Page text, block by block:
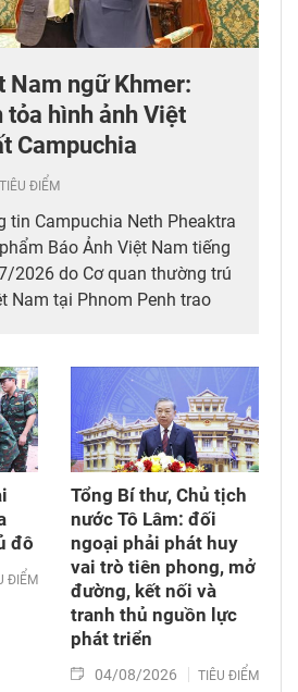
Nam ngữ Khmer:
tỏa hình ảnh Việt
Campuchia
TIÊU ĐIỂM
tin Campuchia Neth Pheaktra
Báo Ảnh Việt Nam tiếng
2026 do Cơ quan thường trú
Nam tại Phnom Penh trao
đô
ĐIỂM
Tổng Bí thư, Chủ tịch
nước Tô Lâm: đối
ngoại phải phát huy
vai trò tiên phong, mở
đường, kết nối và
tranh thủ nguồn lực
phát triển
04/08/2026 TIÊU ĐIỂM